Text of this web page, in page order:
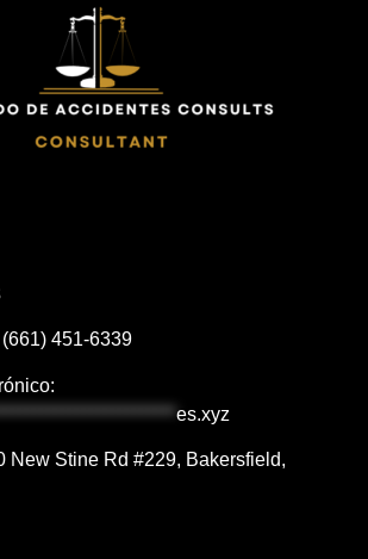
​​(661) 451-6339
es.xyz
New Stine Rd #229, Bakersfield,